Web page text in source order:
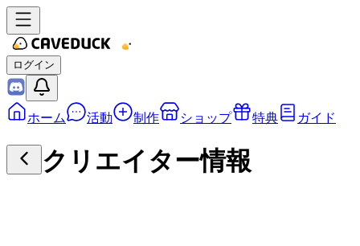
ログイン
ホーム 活動 制作 ショップ 特典 ガイド
クリエイター情報